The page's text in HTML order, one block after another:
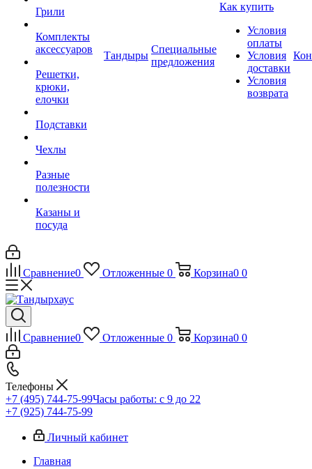
Грили
Комплекты
аксессуаров
Решетки,
крюки,
елочки
Подставки
Чехлы
Разные
полезности
Казаны и
посуда
Тандыры
Специальные
предложения
Как купить
Условия
оплаты
Условия
доставки
Условия
возврата
Сравнение0 Отложенные 0 Корзина0 0
Сравнение0 Отложенные 0 Корзина0 0
Телефоны
+7 (495) 744-75-99Часы работы: c 9 до 22
+7 (925) 744-75-99
Личный кабинет
Главная